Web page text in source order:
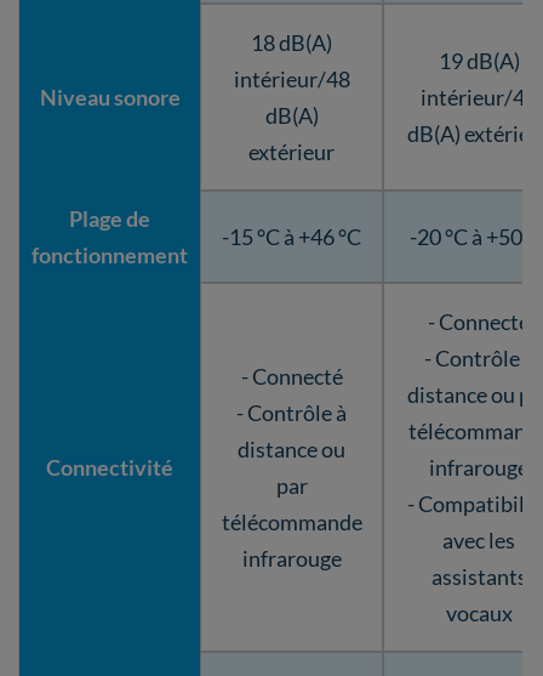
Niveau sonore
18 dB(A)
intérieur/48
dB(A)
extérieur
19 dB(A)
intérieur/46
dB(A)
Plage de
fonctionnement
-15 °C à +46 °C -20 °C à +50
Connectivité
- Connecté
- Contrôle à
distance ou
par
télécommande
infrarouge
- Connecté
- Contrôle à
distance ou
infrarouge
-
avec les
assistants
vocaux